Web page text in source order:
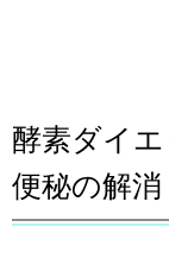
酵素ダイ
便秘の解消